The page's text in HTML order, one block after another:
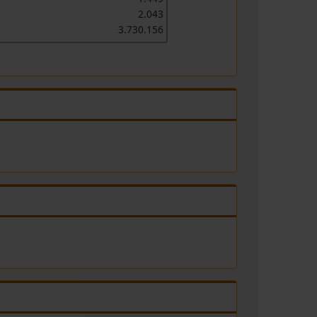
2.043
3.730.156